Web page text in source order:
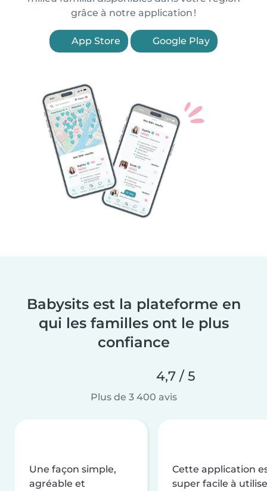
grâce à notre application !
App Store Google Play
Babysits est la plateforme en
qui les familles ont le plus
confiance
4,7 / 5
Plus de 3 400 avis
Une façon simple,
agréable et
Cette application
super facile à